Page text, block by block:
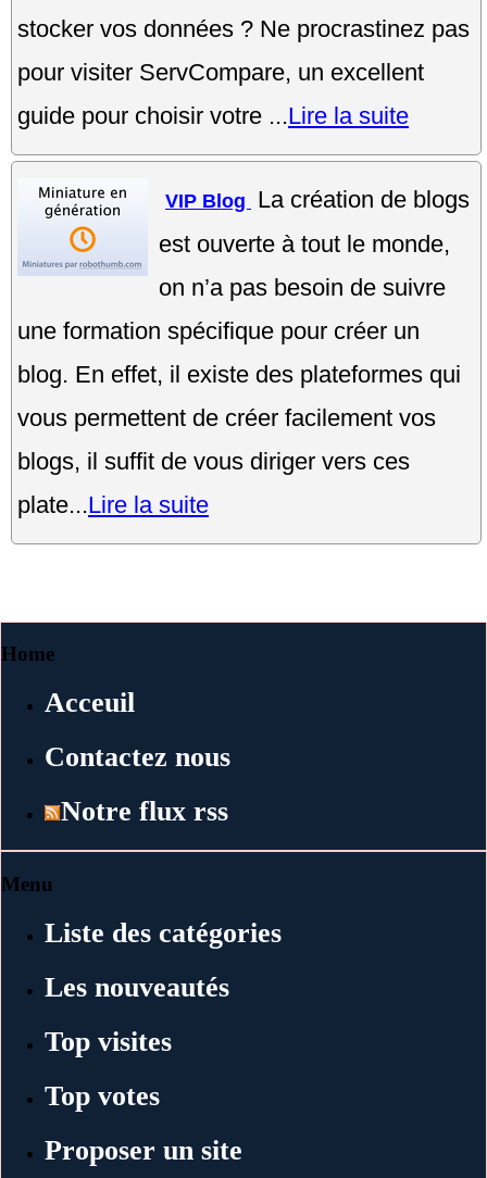
stocker vos données ? Ne procrastinez pas
pour visiter ServCompare, un excellent
guide pour choisir votre ...Lire la suite
VIP Blog
La création de blogs
est ouverte à tout le monde,
on n’a pas besoin de suivre
une formation spécifique pour créer un
blog. En effet, il existe des plateformes qui
vous permettent de créer facilement vos
blogs, il suffit de vous diriger vers ces
plate...Lire la suite
Home
Acceuil
Contactez nous
Notre flux rss
Menu
Liste des catégories
Les nouveautés
Top visites
Top votes
Proposer un site